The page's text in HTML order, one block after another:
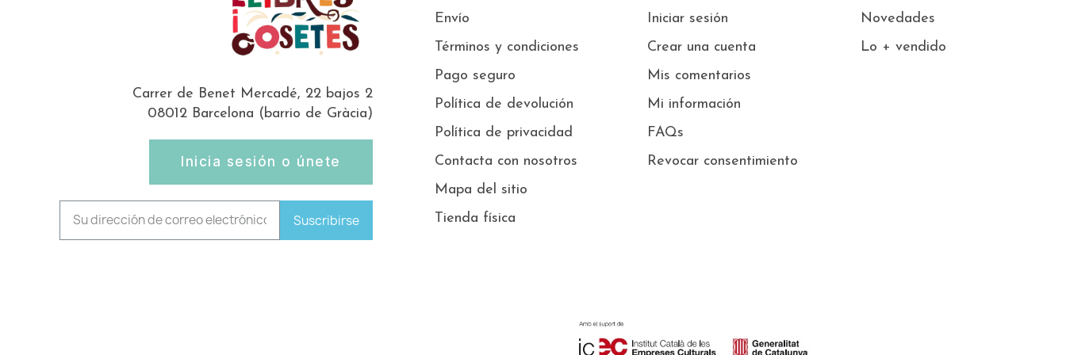
Carrer de Benet Mercadé, 22 bajos 2
08012 Barcelona (barrio de Gràcia)
Inicia sesión o únete
Suscribirse
Envío
Términos y condiciones
Pago seguro
Política de devolución
Política de privacidad
Contacta con nosotros
Mapa del sitio
Tienda física
Iniciar sesión
Crear una cuenta
Mis comentarios
Mi información
FAQs
Revocar consentimiento
Novedades
Lo + vendido